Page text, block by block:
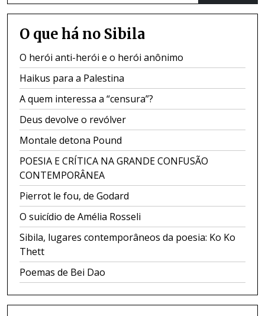
O que há no Sibila
O herói anti-herói e o herói anônimo
Haikus para a Palestina
A quem interessa a “censura”?
Deus devolve o revólver
Montale detona Pound
POESIA E CRÍTICA NA GRANDE CONFUSÃO
CONTEMPORÂNEA
Pierrot le fou, de Godard
O suicídio de Amélia Rosseli
Sibila, lugares contemporâneos da poesia: Ko Ko
Thett
Poemas de Bei Dao